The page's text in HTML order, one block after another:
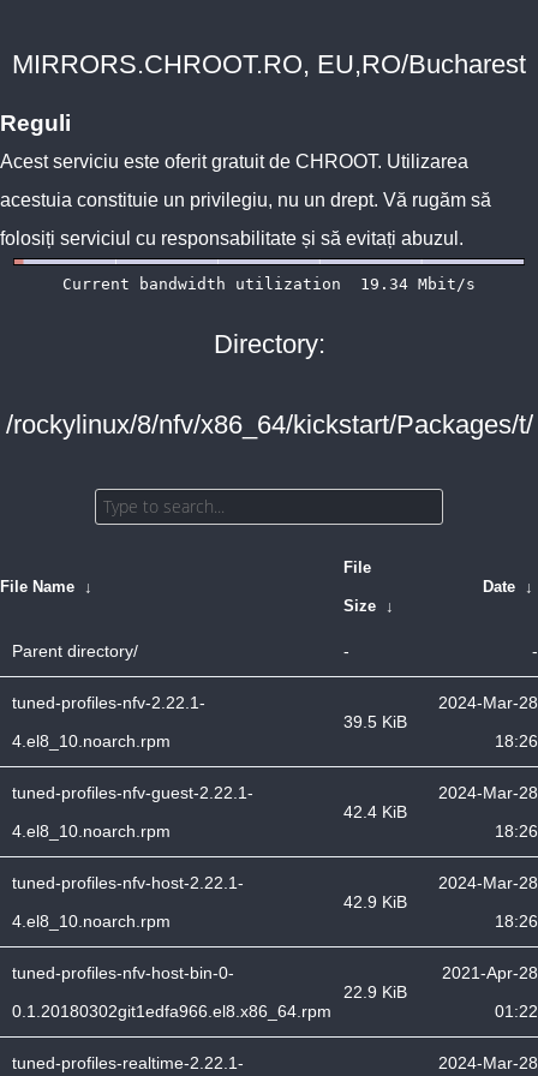
MIRRORS.CHROOT.RO, EU,RO/Bucharest
Reguli
Acest serviciu este oferit gratuit de CHROOT. Utilizarea
acestuia constituie un privilegiu, nu un drept. Vă rugăm să
folosiți serviciul cu responsabilitate și să evitați abuzul.
Directory:
/rockylinux/8/nfv/x86_64/kickstart/Packages/t/
File Name ↓
File
Size ↓
Date ↓
Parent directory/ - -
tuned-profiles-nfv-2.22.1-
4.el8_10.noarch.rpm
39.5 KiB
2024-Mar-28
18:26
tuned-profiles-nfv-guest-2.22.1-
4.el8_10.noarch.rpm
42.4 KiB
2024-Mar-28
18:26
tuned-profiles-nfv-host-2.22.1-
4.el8_10.noarch.rpm
42.9 KiB
2024-Mar-28
18:26
tuned-profiles-nfv-host-bin-0-
0.1.20180302git1edfa966.el8.x86_64.rpm
22.9 KiB
2021-Apr-28
01:22
tuned-profiles-realtime-2.22.1-
2024-Mar-28